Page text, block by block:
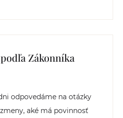
Zákonníka
odpovedáme na otázky
aké má povinnosť